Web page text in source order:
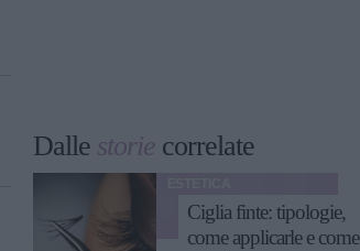
Dalle storie correlate
Ciglia finte: tipologie,
come applicarle e come